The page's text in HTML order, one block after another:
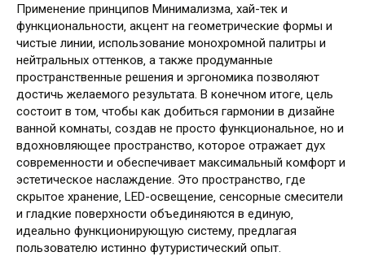
Применение принципов Минимализма‚ хай-тек и
функциональности‚ акцент на геометрические формы и
чистые линии‚ использование монохромной палитры и
нейтральных оттенков‚ а также продуманные
пространственные решения и эргономика позволяют
достичь желаемого результата. В конечном итоге‚ цель
состоит в том‚ чтобы как добиться гармонии в дизайне
ванной комнаты‚ создав не просто функциональное‚ но и
вдохновляющее пространство‚ которое отражает дух
современности и обеспечивает максимальный комфорт и
эстетическое наслаждение. Это пространство‚ где
скрытое хранение‚ LED-освещение‚ сенсорные смесители
и гладкие поверхности объединяются в единую‚
идеально функционирующую систему‚ предлагая
пользователю истинно футуристический опыт.